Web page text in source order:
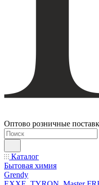
Оптово розничные
Каталог
Бытовая химия
Grendy